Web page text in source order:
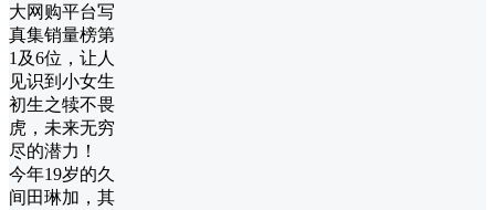
大网购平台写
真集销量榜第
1及6位，让人
见识到小女生
初生之犊不畏
虎，未来无穷
尽的潜力！
今年19岁的久
间田琳加，其